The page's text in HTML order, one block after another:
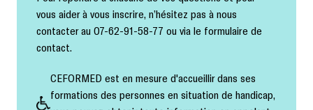
vous aider à vous inscrire, n’hésitez pas à nous
contacter au 07-62-91-58-77 ou via le formulaire de
contact.
CEFORMED est en mesure d'accueillir dans ses
formations des personnes en situation de handicap,